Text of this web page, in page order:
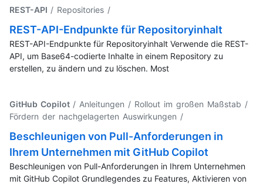
REST-API / Repositories /
REST-API-Endpunkte für Repositoryinhalt
REST-API-Endpunkte für Repositoryinhalt Verwende die REST-
API, um Base64-codierte Inhalte in einem Repository zu
erstellen, zu ändern und zu löschen. Most
GitHub Copilot / Anleitungen / Rollout im großen Maßstab /
Fördern der nachgelagerten Auswirkungen /
Beschleunigen von Pull-Anforderungen in
Ihrem Unternehmen mit GitHub Copilot
Beschleunigen von Pull-Anforderungen in Ihrem Unternehmen
mit GitHub Copilot Grundlegendes zu Features, Aktivieren von